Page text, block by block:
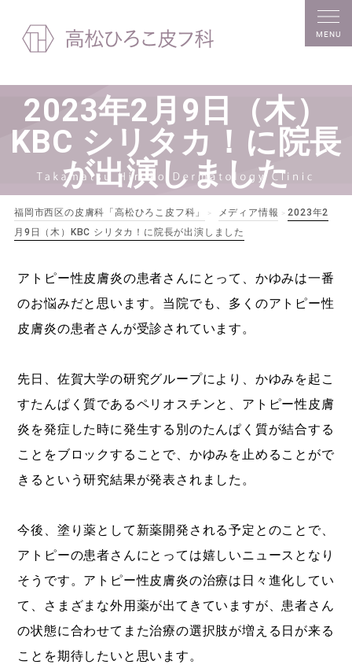
MENU
2023年2月9日（木）
KBC シリタカ！に院長
が出演しました
福岡市西区の皮膚科「高松ひろこ皮フ科」 > メディア情報 >2023年2
月9日（木）KBC シリタカ！に院長が出演しました
アトピー性皮膚炎の患者さんにとって、かゆみは一番
のお悩みだと思います。当院でも、多くのアトピー性
皮膚炎の患者さんが受診されています。
先日、佐賀大学の研究グループにより、かゆみを起こ
すたんぱく質であるペリオスチンと、アトピー性皮膚
炎を発症した時に発生する別のたんぱく質が結合する
ことをブロックすることで、かゆみを止めることがで
きるという研究結果が発表されました。
今後、塗り薬として新薬開発される予定とのことで、
アトピーの患者さんにとっては嬉しいニュースとなり
そうです。アトピー性皮膚炎の治療は日々進化してい
て、さまざまな外用薬が出てきていますが、患者さん
の状態に合わせてまた治療の選択肢が増える日が来る
ことを期待したいと思います。